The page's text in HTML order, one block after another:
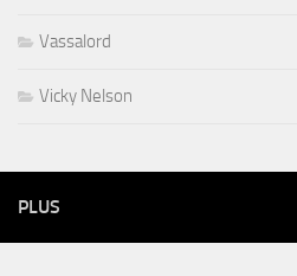
Vassalord
Vicky Nelson
PLUS